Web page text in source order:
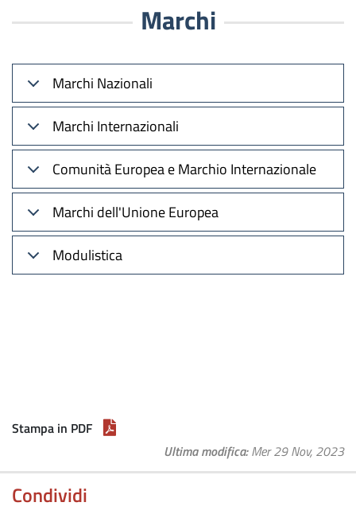
Marchi
Marchi Nazionali
Marchi Internazionali
Comunità Europea e Marchio Internazionale
Marchi dell'Unione Europea
Modulistica
Stampa in PDF
Ultima modifica Mer 29 Nov, 2023
Condividi